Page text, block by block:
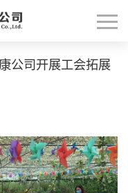
公司开展工会拓展